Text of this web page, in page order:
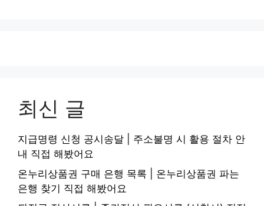
최신 글
지급명령 신청 공시송달 | 주소불명 시 활용 절차 안
내 직접 해봤어요
온누리상품권 구매 은행 목록 | 온누리상품권 파는
은행 찾기 직접 해봤어요